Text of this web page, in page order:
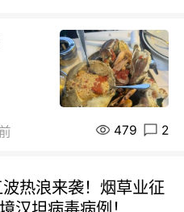
479 2
热浪来袭！烟草业征